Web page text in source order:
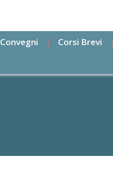
Convegni Corsi Brevi